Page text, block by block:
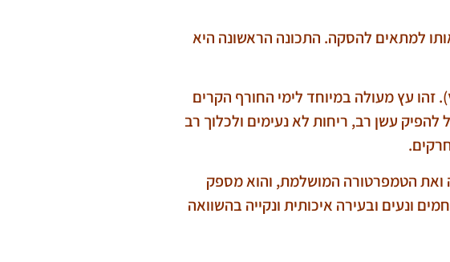
למתאים להסקה. התכונה הראשונה היא
(בסביבות 5000 קילו קלוריות לקילוגרם עץ). זהו עץ מעולה במיוחד לימי החורף הקרים
ולא יותר. השימוש בעץ רטוב יכול להפיק עשן רב, ריחות לא נעימים ולכלוך רב
ואת הטמפרטורה המושלמת, והוא מספק
ונעים ובעירה איכותית ונקייה בהשוואה